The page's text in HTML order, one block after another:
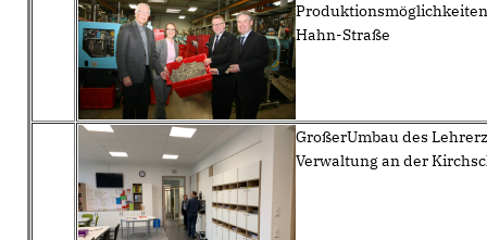
Hahn-Straße
GroßerUmbau des
Verwaltung an der